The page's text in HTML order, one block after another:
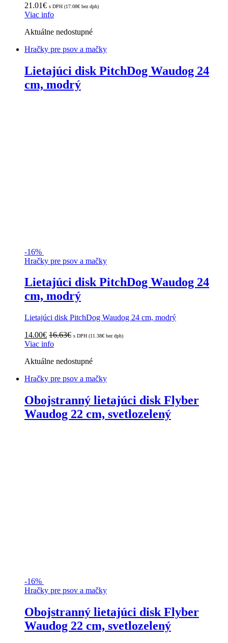
21.01€ s DPH (17.08€ bez dph)
Viac info
Aktuálne nedostupné
Hračky pre psov a mačky
Lietajúci disk PitchDog Waudog 24
cm, modrý
-16%
Hračky pre psov a mačky
Lietajúci disk PitchDog Waudog 24
cm, modrý
Lietajúci disk PitchDog Waudog 24 cm, modrý
14.00€ 16.63€ s DPH (11.38€ bez dph)
Viac info
Aktuálne nedostupné
Hračky pre psov a mačky
Obojstranný lietajúci disk Flyber
Waudog 22 cm, svetlozelený
-16%
Hračky pre psov a mačky
Obojstranný lietajúci disk Flyber
Waudog 22 cm, svetlozelený